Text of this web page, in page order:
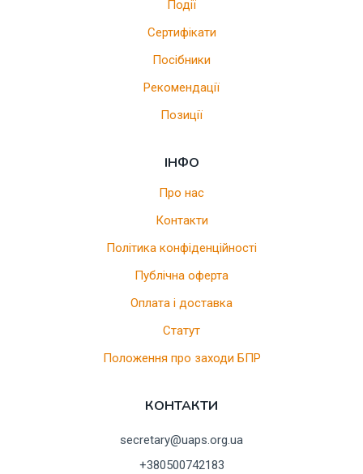
Події
Сертифікати
Посібники
Рекомендації
Позиції
ІНФО
Про нас
Контакти
Політика конфіденційності
Публічна оферта
Оплата і доставка
Статут
Положення про заходи БПР
КОНТАКТИ
secretary@uaps.org.ua
+380500742183